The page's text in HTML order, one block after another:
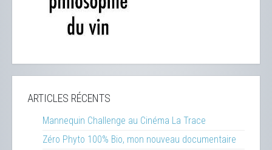
ARTICLES RÉCENTS
Mannequin Challenge au Cinéma La Trace
Zéro Phyto 100% Bio, mon nouveau documentaire